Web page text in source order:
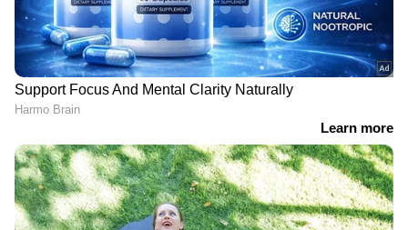
എഐ കോടിക്കണക്കിന്
തൊഴിലുകൾ
ജിപിടി 5.6-ന്റെ സുരക്ഷാ
സംവിധാനത്തെ